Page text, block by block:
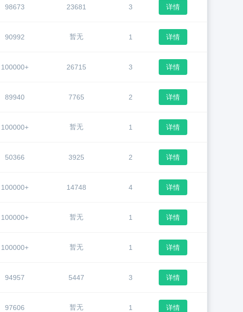
98673 23681 3 详情
90992 暂无 1 详情
100000+ 26715 3 详情
89940 7765 2 详情
100000+ 暂无 1 详情
50366 3925 2 详情
100000+ 14748 4 详情
100000+ 暂无 1 详情
100000+ 暂无 1 详情
94957 5447 3 详情
97606 暂无 1 详情